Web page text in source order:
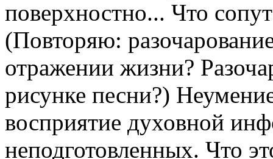
поверхностно... Что
(Повторяю:
отражении жизни?
рисунке песни?)
восприятие духовной
неподготовленных. Что